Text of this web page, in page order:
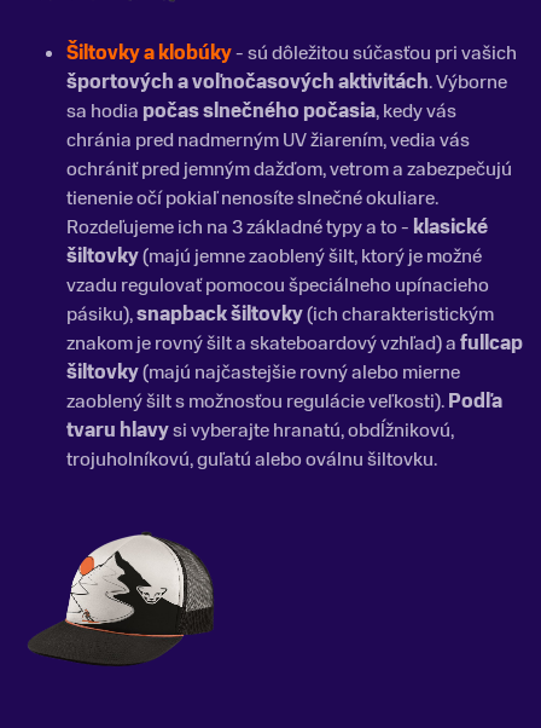
Šiltovky a klobúky- sú dôležitou súčasťou pri vašich
športových a voľnočasových aktivitách. Výborne
sa hodia počas slnečného počasia, kedy vás
chránia pred nadmerným UV žiarením, vedia vás
ochrániť pred jemným dažďom, vetrom a zabezpečujú
tienenie očí pokiaľ nenosíte slnečné okuliare.
Rozdeľujeme ich na 3 základné typy a to - klasické
šiltovky(majú jemne zaoblený šilt, ktorý je možné
vzadu regulovať pomocou špeciálneho upínacieho
pásiku),snapback šiltovky(ich charakteristickým
znakom je rovný šilt a skateboardový vzhľad) afullcap
šiltovky(majú najčastejšie rovný alebo mierne
zaoblený šilt s možnosťou regulácie veľkosti).Podľa
tvaru hlavysi vyberajte hranatú, obdĺžnikovú,
trojuholníkovú, guľatú alebo oválnu šiltovku.